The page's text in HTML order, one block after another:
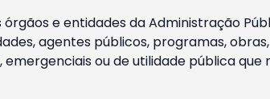
e entidades da Administração
agentes públicos, programas,
ou de utilidade pública